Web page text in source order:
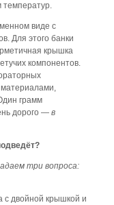
температур.
виде с
Для этого банки
крышка
компонентов.
грамм
дорого — в
три вопроса:
с двойной крышкой и